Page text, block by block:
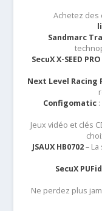
Achetez des
Sandmarc
SecuX X-SEED PRO
Next Level Racing
Configomatic:
Jeux vidéo et clés
JSAUX HB0702–
SecuX
Ne perdez plus